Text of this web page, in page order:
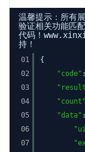
温馨提示：所有
验证相关功能匹
代码！
持！
01
02
03
04
05
06
07
{
"code"
"count"
"data"